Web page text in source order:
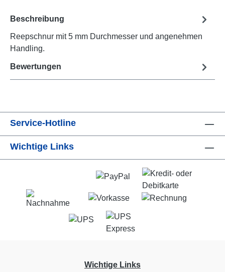
Beschreibung
Reepschnur mit 5 mm Durchmesser und angenehmen
Handling.
Bewertungen
Service-Hotline
Wichtige Links
Wichtige Links